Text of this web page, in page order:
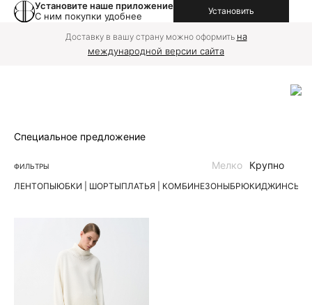
Установите наше приложение
С ним покупки удобнее
Установить
Доставку в вашу страну можно оформить на
международной версии сайта
Специальное предложение
ФИЛЬТРЫ
ЛЕНТОПЫЮБКИ | ШОРТЫПЛАТЬЯ | КОМБИНЕЗОНЫБРЮКИДЖИНСЫ
Мелко Крупно